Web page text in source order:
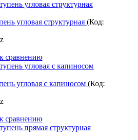
угловая структурная (Код:
сравнению
угловая с капиносом (Код:
сравнению